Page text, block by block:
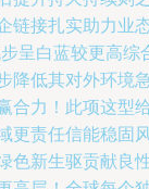
接扎实助力业
呈白蓝较更高
低其对外环
力！此项这型
责任信能稳固
新生驱贡献